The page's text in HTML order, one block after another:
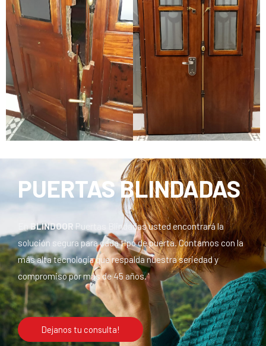
PUERTAS BLINDADAS
EnBLINDOOR Puertas Blindadas usted encontrará la
solución segura para cada tipo de puerta. Contamos con la
más alta tecnología que respalda nuestra seriedad y
compromiso por más de 45 años.
Dejanos tu consulta!